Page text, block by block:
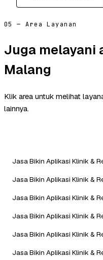
05 — Area Layanan
Juga melayani
Malang
Klik area untuk melihat
lainnya.
Jasa Bikin Aplikasi Klinik &
Jasa Bikin Aplikasi Klinik &
Jasa Bikin Aplikasi Klinik &
Jasa Bikin Aplikasi Klinik &
Jasa Bikin Aplikasi Klinik &
Jasa Bikin Aplikasi Klinik &